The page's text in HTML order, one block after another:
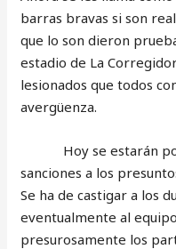
barras bravas si son
que lo son dieron
estadio de La
lesionados que todos
avergüenza.
Hoy se estarán
sanciones a los
Se ha de castigar a los
eventualmente al
presurosamente los